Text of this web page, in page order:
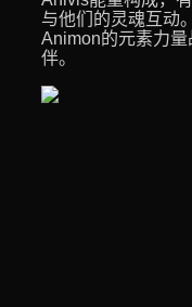
与他们的灵魂互动
Animon的元素力
伴。